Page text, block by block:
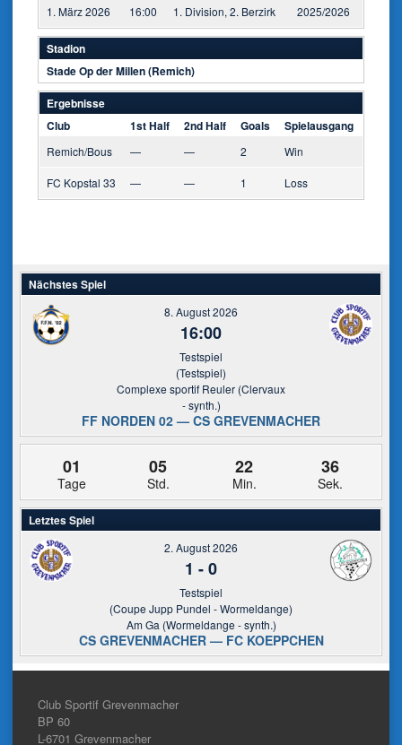
1. März 2026 16:00 1. Division, 2. Berzirk 2025/2026
Stadion
Stade Op der Millen (Remich)
Ergebnisse
Club
1st Half 2nd Half Goals Spielausgang
Remich/Bous — — 2 Win
FC Kopstal 33 — — 1 Loss
Nächstes Spiel
8. August 2026
16:00
Testspiel
(Testspiel)
Complexe sportif Reuler (Clervaux
- synth.)
FF NORDEN 02 — CS GREVENMACHER
01
Tage
05
Std.
22
Min.
36
Sek.
Letztes Spiel
2. August 2026
1 -0
Testspiel
(Coupe Jupp Pundel - Wormeldange)
Am Ga (Wormeldange - synth.)
CS GREVENMACHER — FC KOEPPCHEN
Club Sportif Grevenmacher
BP 60
L-6701 Grevenmacher